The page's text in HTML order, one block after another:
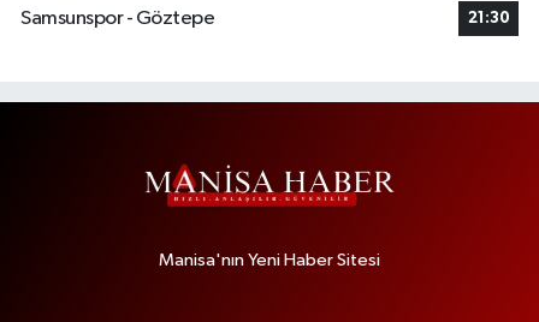
Samsunspor - Göztepe
21:30
Manisa'nın Yeni Haber Sitesi